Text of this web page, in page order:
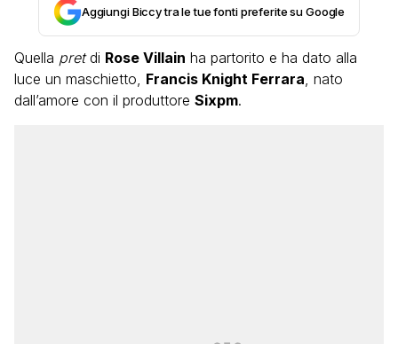
Aggiungi Biccy tra le tue fonti preferite su Google
Quella pretdi Rose Villain ha partorito e ha dato alla
luce un maschietto, Francis Knight Ferrara , nato
dall’amore con il produttore Sixpm.